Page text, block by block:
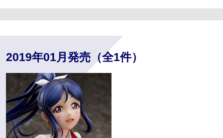
2019年01月発売（全1件）